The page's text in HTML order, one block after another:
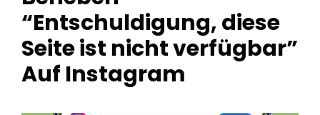
“Entschuldigung, diese
Seite ist nicht verfügbar”
Auf Instagram